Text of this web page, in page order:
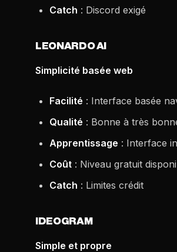
Catch : Discord exigé
LEONARDO AI
Simplicité basée web
Facilité : Interface basée
Qualité : Bonne à très
Apprentissage : Interface
Coût : Niveau gratuit
Catch : Limites crédit
IDEOGRAM
Simple et propre